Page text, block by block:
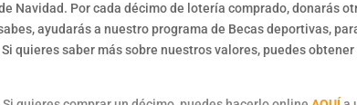
Navidad. Por cada décimo de lotería comprado, donarás
ayudarás a nuestro programa de Becas deportivas,
quieres saber más sobre nuestros valores, puedes